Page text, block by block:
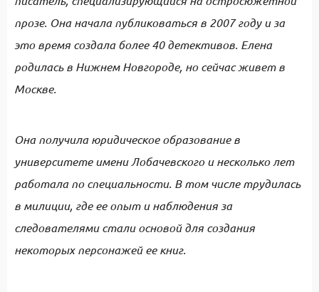
прозе. Она начала публиковаться в 2007 году и за
это время создала более 40 детективов. Елена
родилась в Нижнем Новгороде, но сейчас живет в
Москве.
Она получила юридическое образование в
университете имени Лобачевского и несколько лет
работала по специальности. В том числе трудилась
в милиции, где ее опыт и наблюдения за
следователями стали основой для создания
некоторых персонажей ее книг.